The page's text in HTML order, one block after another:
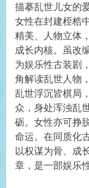
描摹乱世儿女的
女性在封建桎梏
精美、人物立体
成长内核。虽改
为娱乐性古装剧
角解读乱世人物
乱世浮沉皆棋局
众，身处浑浊乱
砺。女性亦可挣
命运。在同质化
以权谋为骨、成
章，是一部娱乐